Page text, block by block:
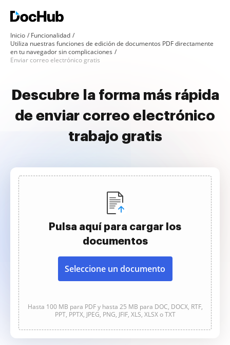
Inicio
Funcionalidad
Utiliza nuestras funciones de edición de documentos PDF directamente
en tu navegador sin complicaciones
Enviar correo electrónico gratis
Descubre la forma más rápida
de enviar correo electrónico
trabajo gratis
Pulsa aquí para cargar los
documentos
Seleccione un documento
Hasta 100 MB para PDF y hasta 25 MB para DOC, DOCX, RTF,
PPT, PPTX, JPEG, PNG, JFIF, XLS, XLSX o TXT